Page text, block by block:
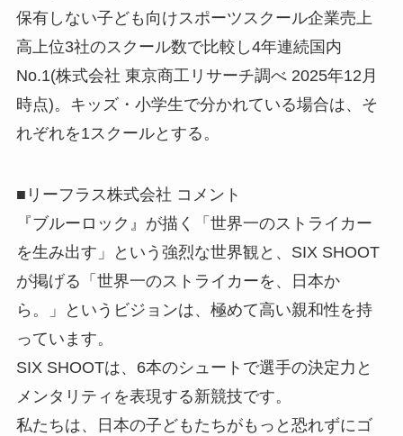
保有しない子ども向けスポーツスクール企業売上
高上位3社のスクール数で比較し4年連続国内
No.1(株式会社 東京商工リサーチ調べ 2025年12月
時点)。キッズ・小学生で分かれている場合は、そ
れぞれを1スクールとする。
■リーフラス株式会社 コメント
『ブルーロック』が描く「世界一のストライカー
を生み出す」という強烈な世界観と、SIX SHOOT
が掲げる「世界一のストライカーを、日本か
ら。」というビジョンは、極めて高い親和性を持
っています。
SIX SHOOTは、6本のシュートで選手の決定力と
メンタリティを表現する新競技です。
私たちは、日本の子どもたちがもっと恐れずにゴ